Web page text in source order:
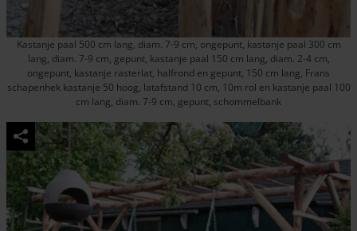
Kastanje paal 500 cm lang, diam. 7-9 cm, ongepunt, kastanje paal 300 cm
lang, diam. 7-9 cm, gepunt, kastanje paal 150 cm lang, diam. 2-4 cm,
ongepunt, kastanje rasterlat, halfrond en gepunt, 150 cm lang, Frans
schapenhek kastanje 50 hoog, latafstand 10 cm, 10m rol en kastanje paal 100
cm lang, diam. 7-9 cm, gepunt, schommelbank